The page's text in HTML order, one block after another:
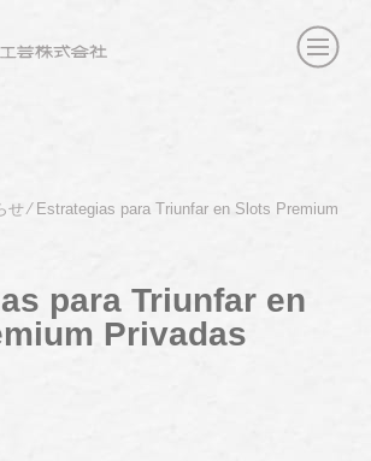
せ⁄ Estrategias para Triunfar en Slots Premium
para Triunfar en
Privadas